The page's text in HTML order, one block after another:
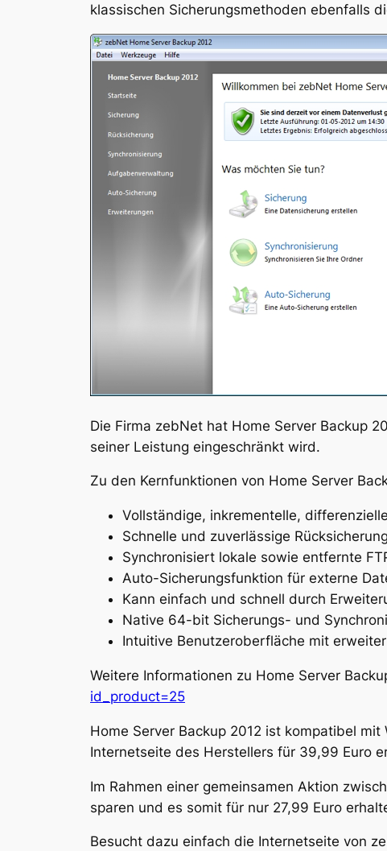
klassischen Sicherungsmethoden ebenfalls
Die Firma zebNet hat Home Server Backup
seiner Leistung eingeschränkt wird.
Zu den Kernfunktionen von Home Server
Vollständige, inkrementelle,
Schnelle und zuverlässige
Synchronisiert lokale sowie entfernte
Auto-Sicherungsfunktion für externe
Kann einfach und schnell durch
Native 64-bit Sicherungs- und
Intuitive Benutzeroberfläche mit
Weitere Informationen zu Home Server
id_product=25
Home Server Backup 2012 ist kompatibel
Internetseite des Herstellers für 39,99 Euro
Im Rahmen einer gemeinsamen Aktion
sparen und es somit für nur 27,99 Euro
Besucht dazu einfach die Internetseite von